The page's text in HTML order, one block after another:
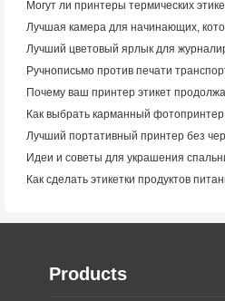
Лучшая камера для начинающих,
Почему ваш принтер этикет
Идеи и советы для украшения
Products